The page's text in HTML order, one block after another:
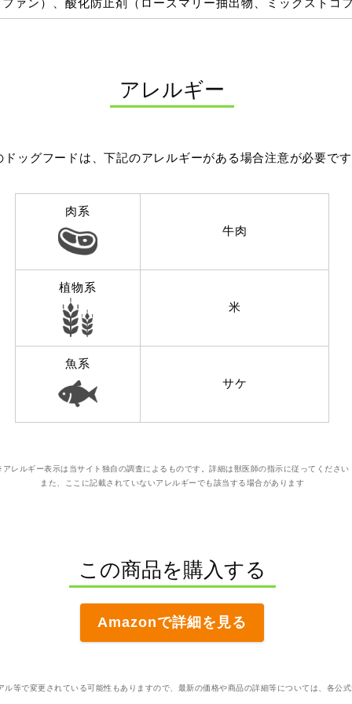
アレルギー
ドッグフードは、下記のアレルギーがある場合注意が必要です
肉系
牛肉
植物系
米
魚系
サケ
レルギー表示は当サイト独自の調査によるものです。詳細は獣医師の指示に従ってください
また、ここに記載されていないアレルギーでも該当する場合があります
この商品を購入する
Amazonで詳細を見る
等で変更されている可能性もありますので、最新の価格や商品の詳細等については、各公